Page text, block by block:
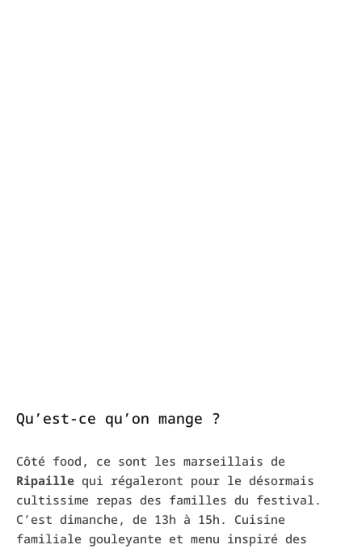
Qu’est-ce qu’on mange ?
Côté food, ce sont les marseillais de
Ripaille qui régaleront pour le désormais
cultissime repas des familles du festival.
C’est dimanche, de 13h à 15h. Cuisine
familiale gouleyante et menu inspiré des